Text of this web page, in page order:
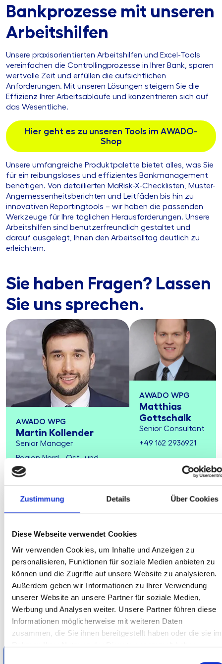
Zustimmung Details Über Cookies
Diese Webseite verwendet Cookies
Wir verwenden Cookies, um Inhalte und Anzeigen zu
personalisieren, Funktionen für soziale Medien anbieten zu
können und die Zugriffe auf unsere Website zu analysieren.
Außerdem geben wir Informationen zu Ihrer Verwendung
unserer Website an unsere Partner für soziale Medien,
Werbung und Analysen weiter. Unsere Partner führen diese
Informationen möglicherweise mit weiteren Daten
zusammen, die Sie ihnen bereitgestellt haben oder die sie im
Bankprozesse mit unseren
Arbeitshilfen
Unsere praxisorientierten Arbeitshilfen und Excel-Tools
vereinfachen die Controllingprozesse in Ihrer Bank, sparen
wertvolle Zeit und erfüllen die aufsichtlichen
Anforderungen. Mit unseren Lösungen steigern Sie die
Effizienz Ihrer Arbeitsabläufe und konzentrieren sich auf
das Wesentliche.
Hier geht es zu unseren Tools im AWADO-
Shop
Unsere umfangreiche Produktpalette bietet alles, was Sie
für ein reibungsloses und effizientes Bankmanagement
benötigen. Von detaillierten MaRisk-X-Checklisten, Muster-
Angemessenheitsberichten und Leitfäden bis hin zu
innovativen Reportingtools – wir haben die passenden
Werkzeuge für Ihre täglichen Herausforderungen. Unsere
Arbeitshilfen sind benutzerfreundlich gestaltet und
darauf ausgelegt, Ihnen den Arbeitsalltag deutlich zu
erleichtern.
Sie haben Fragen? Lassen
Sie uns sprechen.
AWADO WPG
Martin Kollender
Senior Manager
Region Nord-, Ost- und
Westdeutschland
E-Mail schreiben
AWADO WPG
Matthias
Gottschalk
Senior Consultant
+49 162 2936921
schreiben
Unsere beliebtesten
Arbeitshilfen
Vertrauen Sie auf unsere Expertise entdecken Sie unsere
Arbeitshilfen und Muster-Angemessenheitsberichte in
unserem AWADO-Shop.